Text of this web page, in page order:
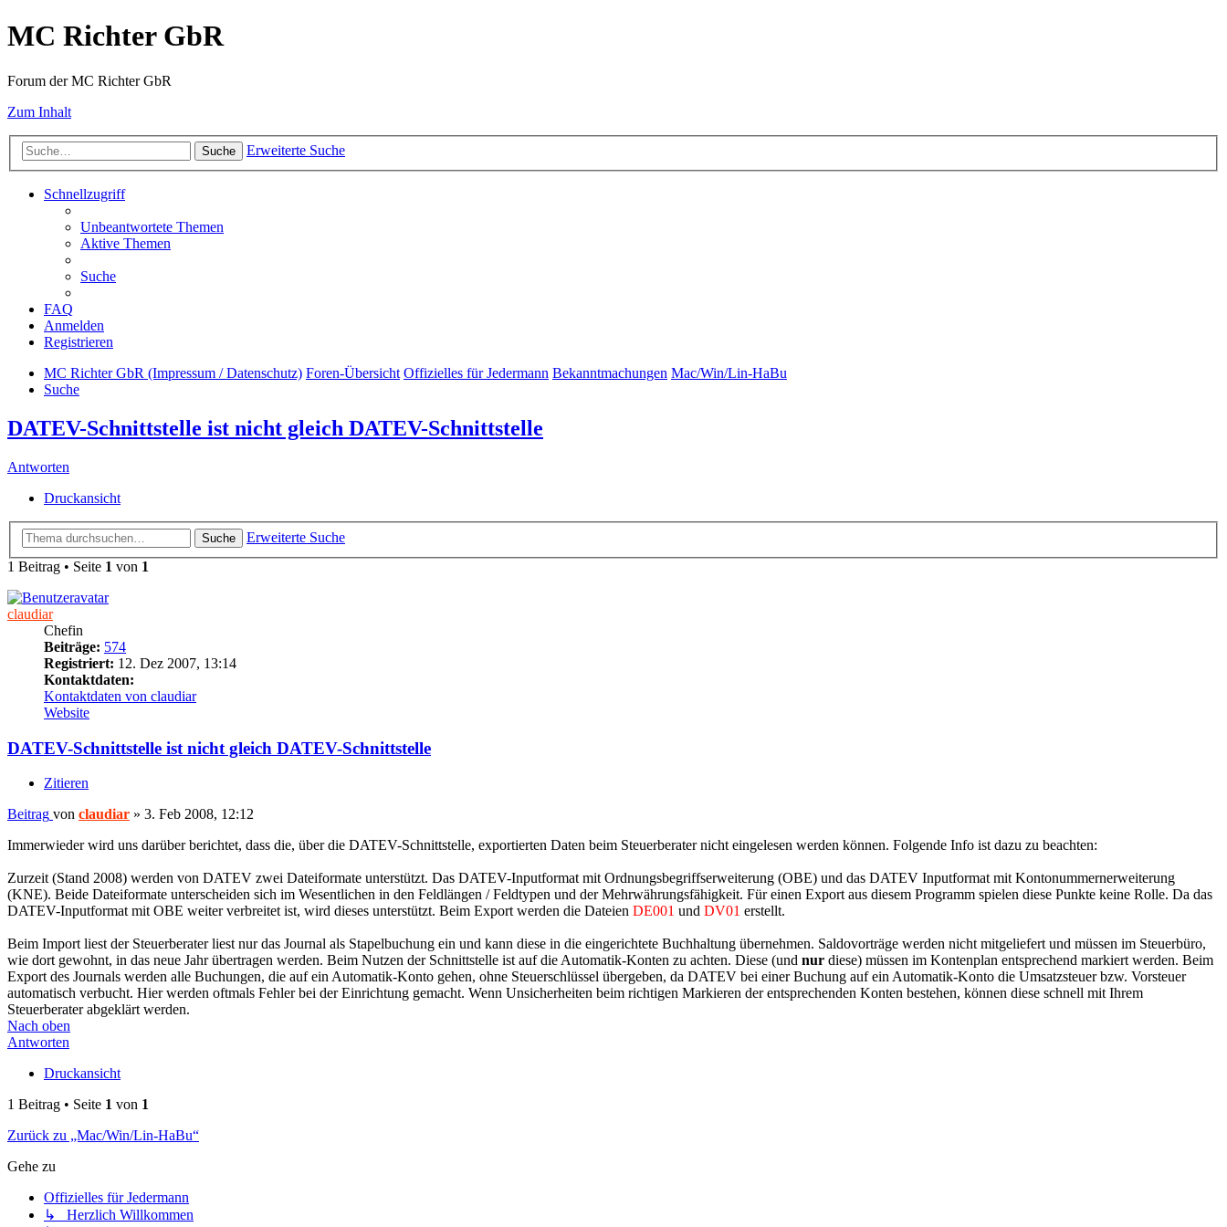
MC Richter GbR
Forum der MC Richter GbR
Zum Inhalt
Suche Erweiterte Suche
Schnellzugriff
Unbeantwortete Themen
Aktive Themen
Suche
FAQ
Anmelden
Registrieren
MC Richter GbR (Impressum / Datenschutz) Foren-Übersicht Offizielles für Jedermann Bekanntmachungen Mac/Win/Lin-HaBu
Suche
DATEV-Schnittstelle ist nicht gleich DATEV-Schnittstelle
Antworten
Druckansicht
Suche
Erweiterte Suche
1 Beitrag • Seite 1 von 1
claudiar
Chefin
Beiträge: 574
Registriert: 12. Dez 2007, 13:14
Kontaktdaten:
Kontaktdaten von claudiar
Website
DATEV-Schnittstelle ist nicht gleich DATEV-Schnittstelle
Zitieren
Beitrag von claudiar » 3. Feb 2008, 12:12
Immerwieder wird uns darüber berichtet, dass die, über die DATEV-Schnittstelle, exportierten Daten beim Steuerberater nicht eingelesen werden können. Folgende Info ist dazu zu beachten:
Zurzeit (Stand 2008) werden von DATEV zwei Dateiformate unterstützt. Das DATEV-Inputformat mit Ordnungsbegriffserweiterung (OBE) und das DATEV Inputformat mit Kontonummernerweiterung
(KNE). Beide Dateiformate unterscheiden sich im Wesentlichen in den Feldlängen / Feldtypen und der Mehrwährungsfähigkeit. Für einen Export aus diesem Programm spielen diese Punkte keine Rolle. Da das
DATEV-Inputformat mit OBE weiter verbreitet ist, wird dieses unterstützt. Beim Export werden die Dateien DE001 und DV01 erstellt.
Beim Import liest der Steuerberater liest nur das Journal als Stapelbuchung ein und kann diese in die eingerichtete Buchhaltung übernehmen. Saldovorträge werden nicht mitgeliefert und müssen im Steuerbüro,
wie dort gewohnt, in das neue Jahr übertragen werden. Beim Nutzen der Schnittstelle ist auf die Automatik-Konten zu achten. Diese (und nur diese) müssen im Kontenplan entsprechend markiert werden. Beim
Export des Journals werden alle Buchungen, die auf ein Automatik-Konto gehen, ohne Steuerschlüssel übergeben, da DATEV bei einer Buchung auf ein Automatik-Konto die Umsatzsteuer bzw. Vorsteuer
automatisch verbucht. Hier werden oftmals Fehler bei der Einrichtung gemacht. Wenn Unsicherheiten beim richtigen Markieren der entsprechenden Konten bestehen, können diese schnell mit Ihrem
Steuerberater abgeklärt werden.
Nach oben
Antworten
Druckansicht
1 Beitrag • Seite 1 von 1
Zurück zu „Mac/Win/Lin-HaBu“
Gehe zu
Offizielles für Jedermann
↳ Herzlich Willkommen